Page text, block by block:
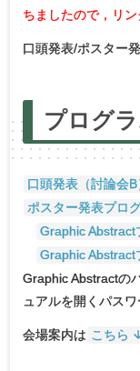
ちましたので，リン
口頭発表/ポスター
プログ
口頭発表（討論会B
ポスター発表プロ
Graphic Abstract
Graphic Abstract
Graphic Abstractの
ュアルを開くパス
会場案内は こちら